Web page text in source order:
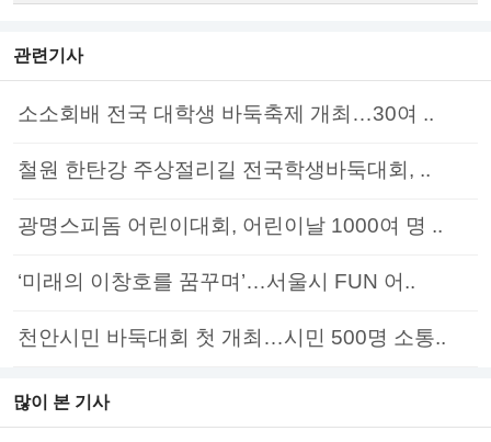
관련기사
소소회배 전국 대학생 바둑축제 개최…30여 ..
철원 한탄강 주상절리길 전국학생바둑대회, ..
광명스피돔 어린이대회, 어린이날 1000여 명 ..
‘미래의 이창호를 꿈꾸며’…서울시 FUN 어..
천안시민 바둑대회 첫 개최…시민 500명 소통..
많이 본 기사